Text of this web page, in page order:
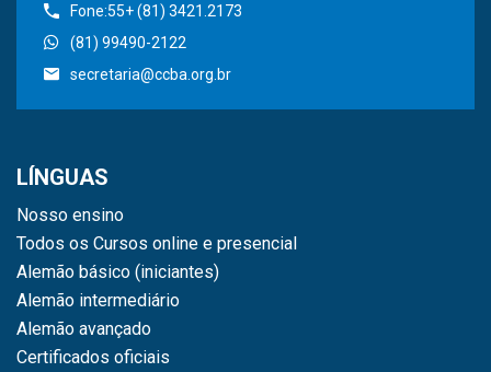
Fone:55+ (81) 3421.2173
(81) 99490-2122
secretaria@ccba.org.br
LÍNGUAS
Nosso ensino
Todos os Cursos online e presencial
Alemão básico (iniciantes)
Alemão intermediário
Alemão avançado
Certificados oficiais